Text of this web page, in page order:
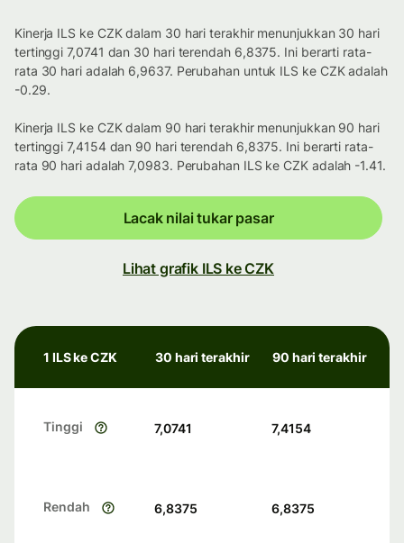
Kinerja ILS ke CZK dalam 30 hari terakhir menunjukkan 30 hari
tertinggi 7,0741 dan 30 hari terendah 6,8375. Ini berarti rata-
rata 30 hari adalah 6,9637. Perubahan untuk ILS ke CZK adalah
-0.29.
Kinerja ILS ke CZK dalam 90 hari terakhir menunjukkan 90 hari
tertinggi 7,4154 dan 90 hari terendah 6,8375. Ini berarti rata-
rata 90 hari adalah 7,0983. Perubahan ILS ke CZK adalah -1.41.
Lacak nilai tukar pasar
Lihat grafik ILS ke CZK
1 ILS ke CZK 30 hari terakhir 90 hari terakhir
Tinggi 7,0741 7,4154
Rendah 6,8375 6,8375